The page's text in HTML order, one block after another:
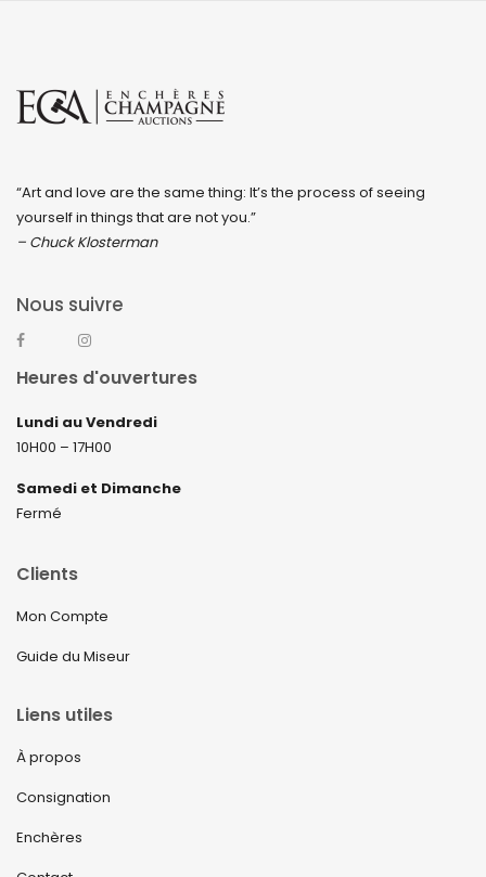
“Art and love are the same thing: It’s the process of seeing
yourself in things that are not you.”
– Chuck Klosterman
Nous suivre
Heures d'ouvertures
Lundi au Vendredi
10H00 – 17H00
Samedi et Dimanche
Fermé
Clients
Mon Compte
Guide du Miseur
Liens utiles
À propos
Consignation
Enchères